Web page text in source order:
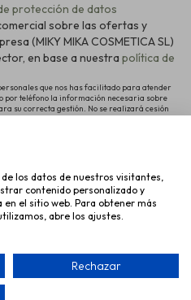
protección de datos
sobre las ofertas y
(MIKY MIKA COSMETICA SL)
en base a nuestra política de
que nos has facilitado para atender
por teléfono la información necesaria sobre
su correcta gestión. No se realizará cesión
es el consentimiento manifestado para
ejercitar tus derechos de acceso,
los datos de nuestros visitantes,
contenido personalizado y
el sitio web. Para obtener más
abre los ajustes.
Rechazar